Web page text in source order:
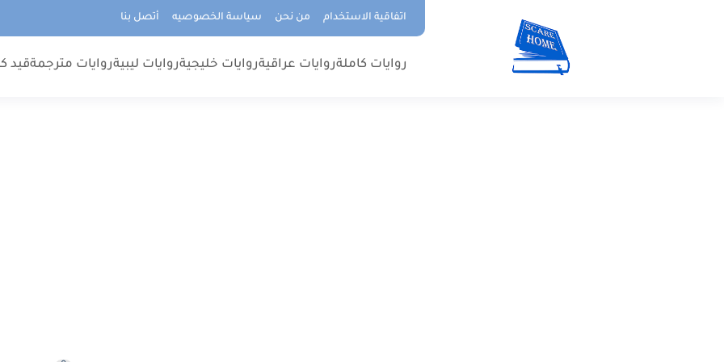
اتفاقية الاستخدام من نحن سياسة الخصوصيه أتصل بنا
روايات كاملةروايات عراقيةروايات خليجيةروايات ليبيةروايات مترجمةقيد